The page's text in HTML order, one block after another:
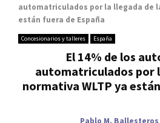
automatriculados por la llegada de
están fuera de España
Concesionarios y talleres España
El 14% de los
automatriculados por
normativa WLTP ya
Pablo M.